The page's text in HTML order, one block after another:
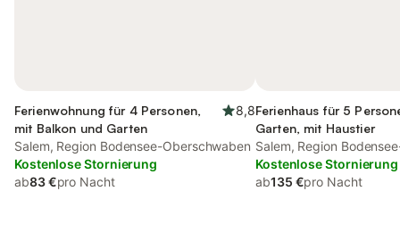
Ferienwohnung für 4 Personen,
mit Balkon und Garten
8,8
Salem, Region Bodensee-Oberschwaben
Kostenlose Stornierung
ab83 €pro Nacht
Ferienhaus für 5
Garten, mit Haustier
Salem, Region
Kostenlose Stornierung
ab135 €pro Nacht